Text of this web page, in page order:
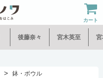
カート
後藤奈々 宮木英至 宮
> 鉢・ボウル